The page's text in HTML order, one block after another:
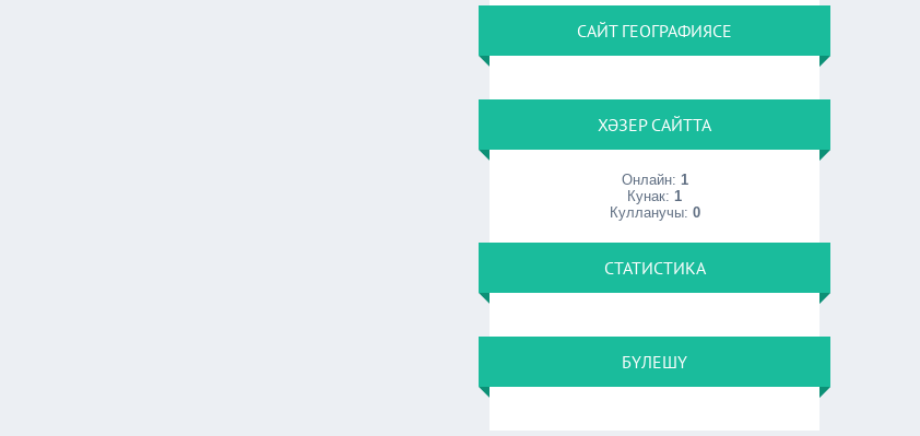
САЙТ ГЕОГРАФИЯСЕ
ХӘЗЕР САЙТТА
Онлайн: 1
Кунак:1
Кулланучы: 0
СТАТИСТИКА
БҮЛЕШҮ